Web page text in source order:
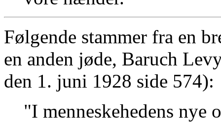
Følgende stammer fra en
en anden jøde, Baruch
den 1. juni 1928 side 574):
"I menneskehedens nye